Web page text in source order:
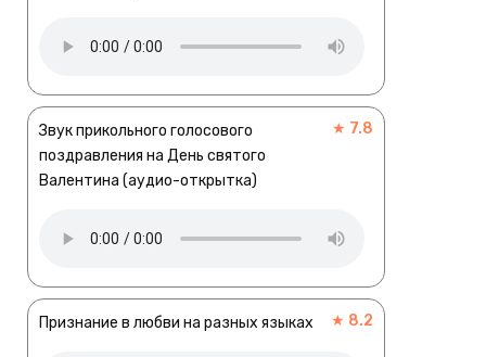
Звук прикольного голосового
поздравления на День святого
Валентина (аудио-открытка)
★ 7.8
Признание в любви на разных языках ★ 8.2